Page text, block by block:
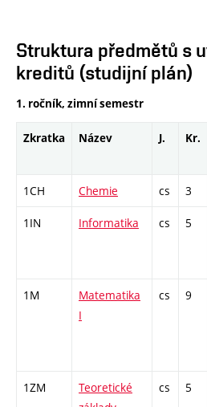
Struktura předmětů s
kreditů (studijní plán)
1. ročník, zimní semestr
Zkratka Název J. Kr.
1CH Chemie cs 3
1IN Informatika cs 5
1M
Matematika
I
cs 9
1ZM
Teoretické
cs 5